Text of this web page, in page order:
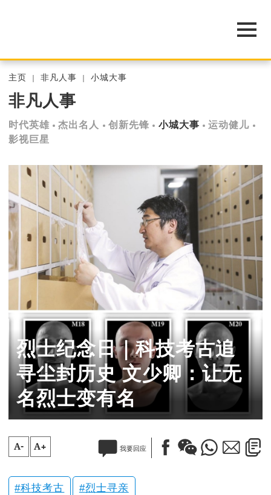
主页 非凡人事 小城大事
非凡人事
时代英雄 杰出名人 创新先锋 小城大事
运动健儿
影视巨星
烈士纪念日｜科技考古追
寻尘封历史 文少卿：让无
名烈士变有名
A- A+ 我要回应
科技考古 烈士寻亲